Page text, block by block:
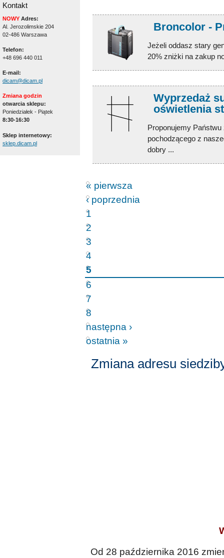
Kontakt
NOWY Adres:
Al. Jerozolimskie 204
02-486 Warszawa
Telefon:
+48 696 440 011
E-mail:
dicam@dicam.pl
Zmiana godzin
otwarcia sklepu:
Poniedziałek - Piątek
8:30-16:30
Sklep internetowy:
sklep.dicam.pl
Broncolor -
Jeżeli oddasz stary
20% zniżki na zakup
Wyprzedaż
oświetlenia
Proponujemy
pochodzącego z
dobry ...
« pierwsza
‹ poprzednia
1
2
3
4
5
6
7
8
następna ›
ostatnia »
Zmiana adresu
Od 28 października 2016